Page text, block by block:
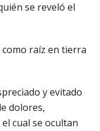
se reveló el
raíz en tierra
y evitado
dolores,
cual se ocultan